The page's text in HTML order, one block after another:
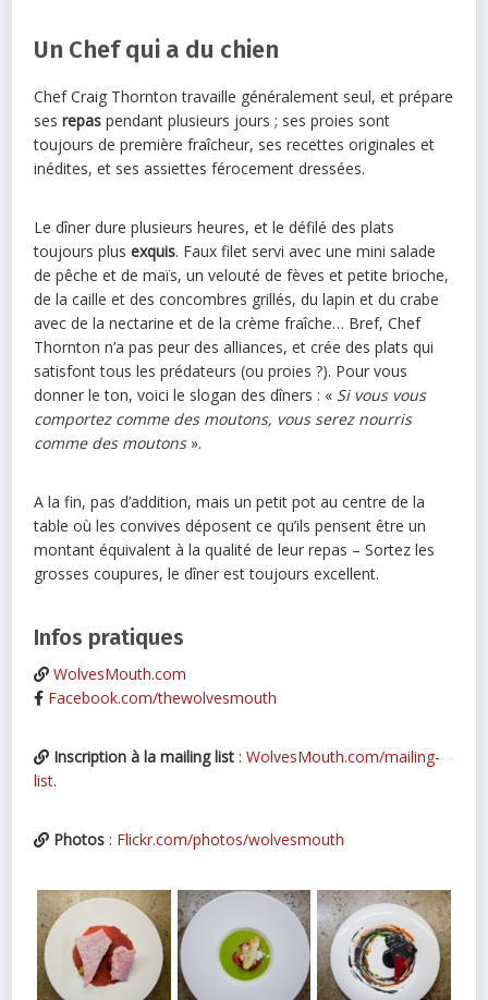
Un Chef qui a du chien
Chef Craig Thornton travaille généralement seul, et prépare
sesrepas pendant plusieurs jours ; ses proies sont
toujours de première fraîcheur, ses recettes originales et
inédites, et ses assiettes férocement dressées.
Le dîner dure plusieurs heures, et le défilé des plats
toujours plusexquis. Faux filet servi avec une mini salade
de pêche et de maïs, un velouté de fèves et petite brioche,
de la caille et des concombres grillés, du lapin et du crabe
avec de la nectarine et de la crème fraîche… Bref, Chef
Thornton n’a pas peur des alliances, et crée des plats qui
satisfont tous les prédateurs (ou proies ?). Pour vous
donner le ton, voici le slogan des dîners : « Si vous vous
comportez comme des moutons, vous serez nourris
comme des moutons».
A la fin, pas d’addition, mais un petit pot au centre de la
table où les convives déposent ce qu’ils pensent être un
montant équivalent à la qualité de leur repas – Sortez les
grosses coupures, le dîner est toujours excellent.
Infos pratiques
WolvesMouth.com
Facebook.com/thewolvesmouth
Inscription à la mailing list : WolvesMouth.com/mailing-
list.
Photos : Flickr.com/photos/wolvesmouth